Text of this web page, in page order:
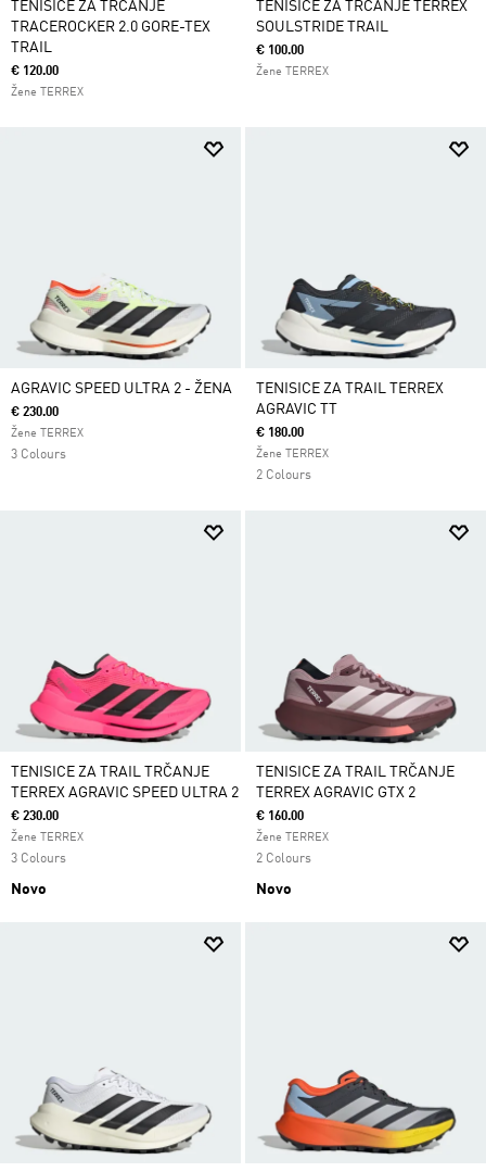
TENISICE ZA TRČANJE
TRACEROCKER 2.0 GORE-TEX
TRAIL
€ 120.00
Žene TERREX
TENISICE ZA TRČANJE TERREX
SOULSTRIDE TRAIL
€ 100.00
Žene TERREX
AGRAVIC SPEED ULTRA 2 - ŽENA
€ 230.00
Žene TERREX
3 Colours
TENISICE ZA TRAIL TERREX
AGRAVIC TT
€ 180.00
Žene TERREX
2 Colours
TENISICE ZA TRAIL TRČANJE
TERREX AGRAVIC SPEED ULTRA 2
€ 230.00
Žene TERREX
3 Colours
Novo
TENISICE ZA TRAIL TRČANJE
TERREX AGRAVIC GTX 2
€ 160.00
Žene TERREX
2 Colours
Novo